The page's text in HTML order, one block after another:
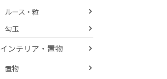
ルース・粒
勾玉
インテリア・置物
置物